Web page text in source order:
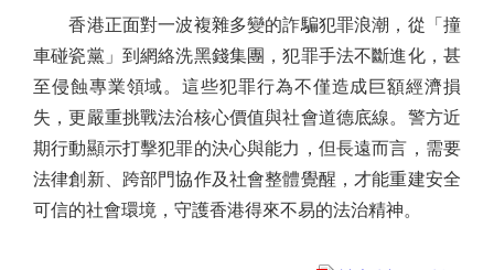
香港正面對一波複雜多變的詐騙犯罪浪潮，從「撞
車碰瓷黨」到網絡洗黑錢集團，犯罪手法不斷進化，甚
至侵蝕專業領域。這些犯罪行為不僅造成巨額經濟損
失，更嚴重挑戰法治核心價值與社會道德底線。警方近
期行動顯示打擊犯罪的決心與能力，但長遠而言，需要
法律創新、跨部門協作及社會整體覺醒，才能重建安全
可信的社會環境，守護香港得來不易的法治精神。